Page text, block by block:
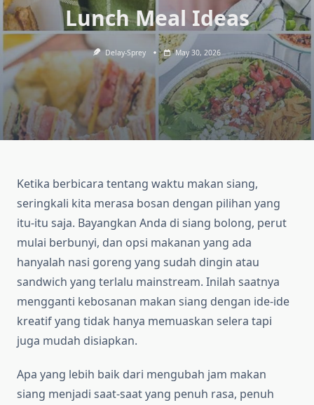
Lunch Meal Ideas
Delay-Sprey May 30, 2026
Ketika berbicara tentang waktu makan siang,
seringkali kita merasa bosan dengan pilihan yang
itu-itu saja. Bayangkan Anda di siang bolong, perut
mulai berbunyi, dan opsi makanan yang ada
hanyalah nasi goreng yang sudah dingin atau
sandwich yang terlalu mainstream. Inilah saatnya
mengganti kebosanan makan siang dengan ide-ide
kreatif yang tidak hanya memuaskan selera tapi
juga mudah disiapkan.
Apa yang lebih baik dari mengubah jam makan
siang menjadi saat-saat yang penuh rasa, penuh